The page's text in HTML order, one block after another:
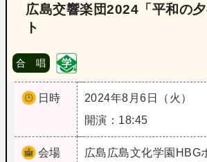
広島交響楽団2024「平和の
ト
合 唱
日時
2024年8月6日（火）
開演：18:45
会場 広島 広島文化学園HBG